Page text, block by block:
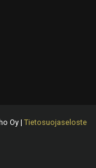
Oy | Tietosuojaseloste